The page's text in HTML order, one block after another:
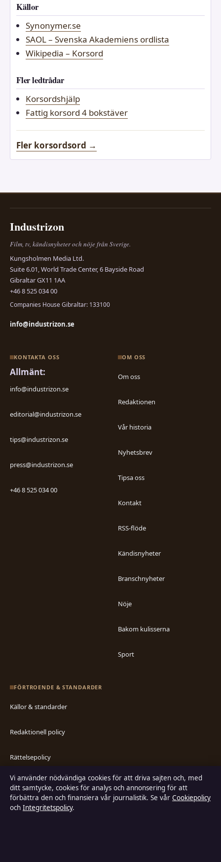
Källor
Synonymer.se
SAOL – Svenska Akademiens ordlista
Wikipedia – Korsord
Fler ledtrådar
Korsordshjälp
Fattig korsord 4 bokstäver
Fler korsordsord →
Industrizon
Film, tv, kändisnyheter och nöje från Sverige.
Kungsholmen Media Ltd.
Suite 6.01, World Trade Center, 6 Bayside Road
Gibraltar GX11 1AA
+46 8 525 034 00
Companies House Gibraltar: 133100
info@industrizon.se
KONTAKTA OSS
Allmänt:
info@industrizon.se
editorial@industrizon.se
tips@industrizon.se
press@industrizon.se
+46 8 525 034 00
OM OSS
Om oss
Redaktionen
Vår historia
Nyhetsbrev
Tipsa oss
Kontakt
RSS-flöde
Kändisnyheter
Branschnyheter
Nöje
Bakom kulisserna
Sport
FÖRTROENDE & STANDARDER
Källor & standarder
Redaktionell policy
Rättelsepolicy
Faktagranskningspolicy
Ägande & finansiering
Vi använder nödvändiga cookies för att driva sajten och, med
ditt samtycke, cookies för analys och annonsering för att
förbättra den och finansiera vår journalistik. Se vår Cookiepolicy
och Integritetspolicy.